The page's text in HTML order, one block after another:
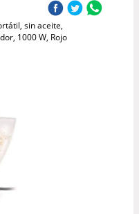
sin aceite,
1000 W, Rojo